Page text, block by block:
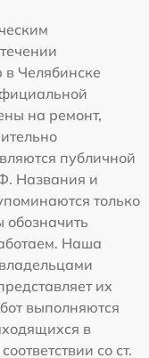
Челябинске
на ремонт,
публичной
Названия и
только
Наша
их
выполняются
в
со ст.